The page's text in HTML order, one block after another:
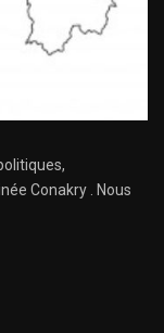
Conakry . Nous